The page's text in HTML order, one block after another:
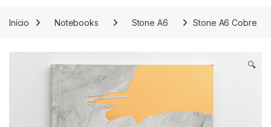
Início Notebooks Stone A6 Stone A6 Cobre
🔍